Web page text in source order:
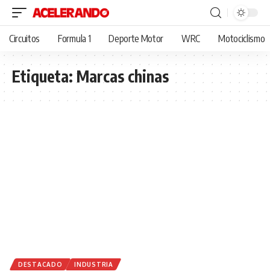
Circuitos Formula 1 Deporte Motor WRC Motociclismo
Etiqueta:Marcas chinas
DESTACADO INDUSTRIA